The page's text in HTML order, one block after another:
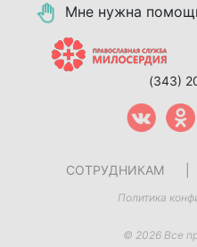
Мне нужна
(343)
СОТРУДНИКАМ
Политика
© 2026 Все